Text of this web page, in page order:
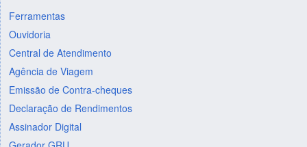
Ferramentas
Ouvidoria
Central de Atendimento
Agência de Viagem
Emissão de Contra-cheques
Declaração de Rendimentos
Assinador Digital